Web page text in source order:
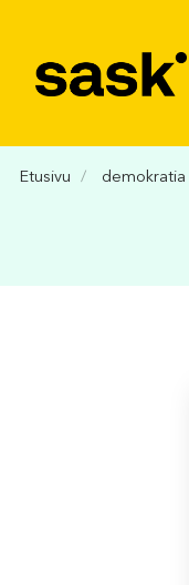
Etusivu demokratia